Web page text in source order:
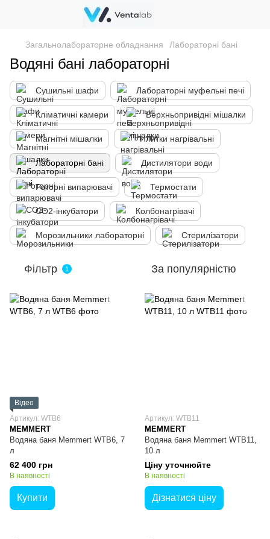
Загальнолабораторне обладнання Лабораторні бані
Водяні бані лабораторні
Сушильні шафи Лабораторні муфельні печі
Кліматичні камери Верхньопривідні мішалки
Магнітні мішалки Плитки нагрівальні
Лабораторні бані Дистилятори води
Роторні випарювачі Термостати
CO2-інкубатори Колбонагрівачі
Морозильники лабораторні Стерилізатори
Фільтр 1 За популярністю
Відео
Артикул: WTB6
MEMMERT
Водяна баня Memmert WTB6, 7
л
62 400 грн
В наявності
Купити
Артикул: WTB11
MEMMERT
Водяна баня Memmert WTB11,
10 л
Ціну уточнюйте
В наявності
Дізнатися ціну